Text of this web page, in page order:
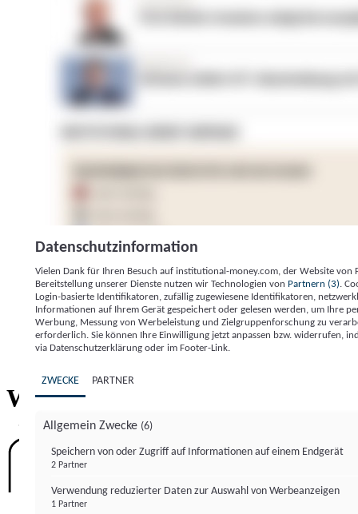
Institutional Money
ImpressumDatenschutzerklärung
Willkommen bei
Datenschutzinformation
Vielen Dank für Ihren Besuch auf institutional-money.com, der Website von
Bereitstellung unserer Dienste nutzen wir Technologien von Partnern (3) .
Login-basierte Identifikatoren, zufällig zugewiesene Identifikatoren,
Informationen auf Ihrem Gerät gespeichert oder gelesen werden, um Ihre
Werbung, Messung von Werbeleistung und Zielgruppenforschung zu
erforderlich. Sie können Ihre Einwilligung jetzt anpassen bzw. widerrufen,
via Datenschutzerklärung oder im Footer-Link.
ZWECKE PARTNER
Allgemein Zwecke (6)
Speichern von oder Zugriff auf Informationen auf einem Endgerät
2 Partner
Verwendung reduzierter Daten zur Auswahl von Werbeanzeigen
1 Partner